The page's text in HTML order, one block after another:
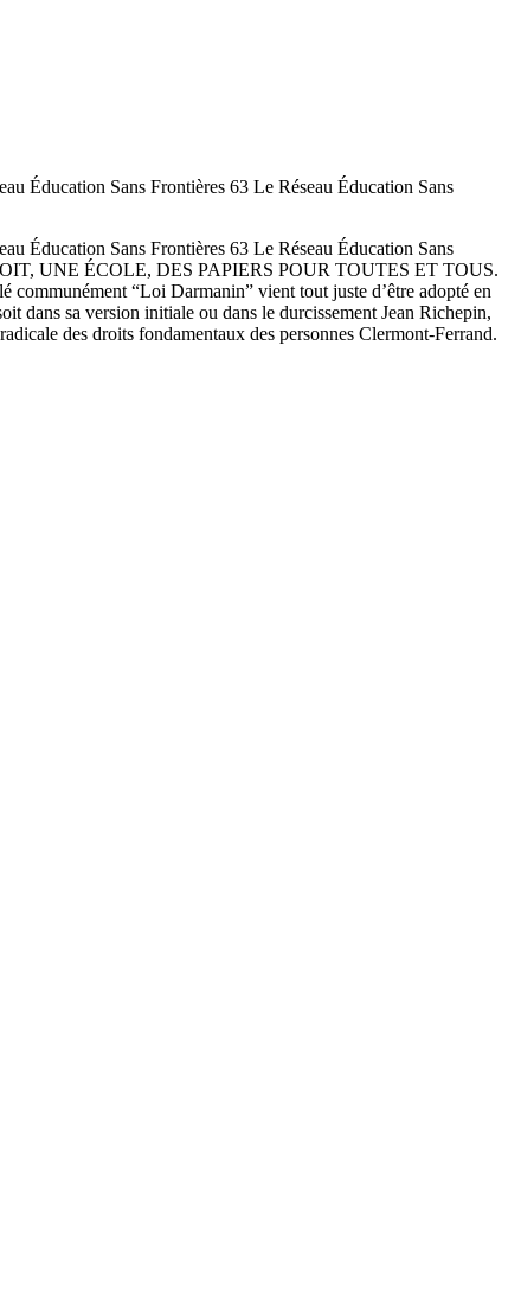
Sans Frontières 63 Le Réseau Éducation Sans
Sans Frontières 63 Le Réseau Éducation Sans
UNE ÉCOLE, DES PAPIERS POUR TOUTES ET TOUS.
“Loi Darmanin” vient tout juste d’être adopté en
dans sa version initiale ou dans le durcissement Jean Richepin,
des droits fondamentaux des personnes Clermont-Ferrand.